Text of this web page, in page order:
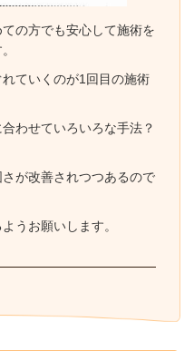
の方でも安心して施術を
ていくのが1回目の施術
わせていろいろな手法？
が改善されつつあるので
うお願いします。